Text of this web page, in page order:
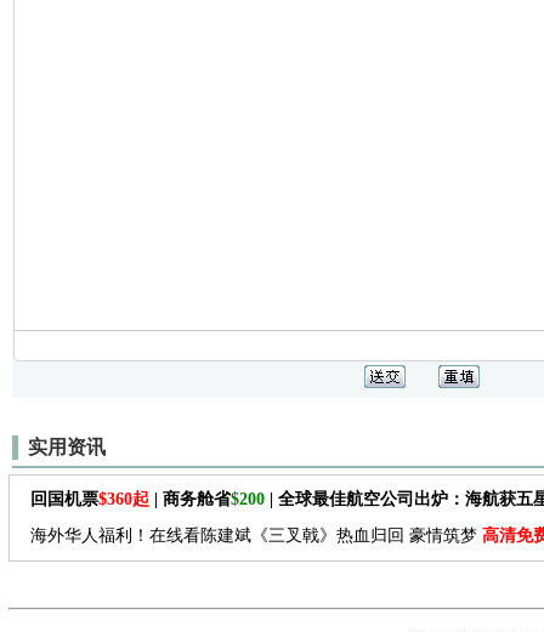
实用资讯
回国机票$360起 | 商务舱省$200 | 全球最佳航空公司出炉：海航获五
海外华人福利！在线看陈建斌《三叉戟》热血归回 豪情筑梦 高清免